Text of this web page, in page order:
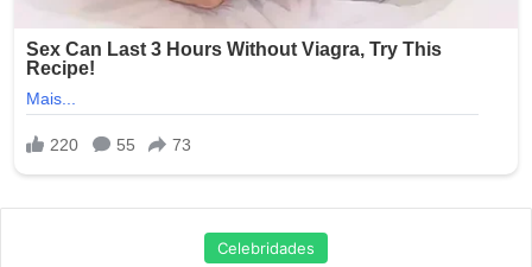
Celebridades